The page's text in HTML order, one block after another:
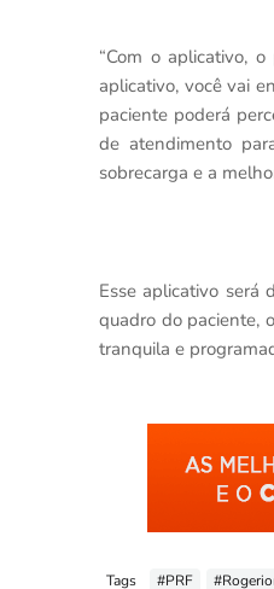
“Com o aplicativo,
aplicativo, você vai
paciente poderá
de atendimento
sobrecarga e a
Esse aplicativo será
quadro do paciente,
tranquila e
Tags #PRF